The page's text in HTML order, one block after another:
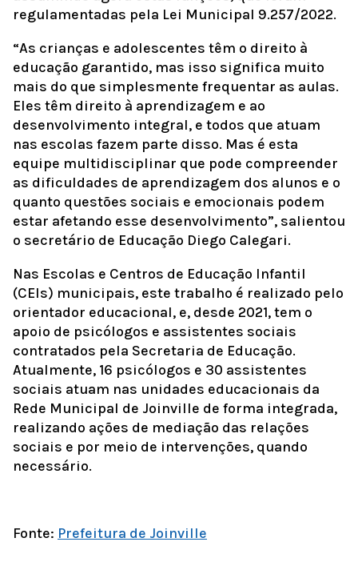
regulamentadas pela Lei Municipal 9.257/2022.
“As crianças e adolescentes têm o direito à
educação garantido, mas isso significa muito
mais do que simplesmente frequentar as aulas.
Eles têm direito à aprendizagem e ao
desenvolvimento integral, e todos que atuam
nas escolas fazem parte disso. Mas é esta
equipe multidisciplinar que pode compreender
as dificuldades de aprendizagem dos alunos e o
quanto questões sociais e emocionais podem
estar afetando esse desenvolvimento”, salientou
o secretário de Educação Diego Calegari.
Nas Escolas e Centros de Educação Infantil
(CEIs) municipais, este trabalho é realizado pelo
orientador educacional, e, desde 2021, tem o
apoio de psicólogos e assistentes sociais
contratados pela Secretaria de Educação.
Atualmente, 16 psicólogos e 30 assistentes
sociais atuam nas unidades educacionais da
Rede Municipal de Joinville de forma integrada,
realizando ações de mediação das relações
sociais e por meio de intervenções, quando
necessário.
Fonte: Prefeitura de Joinville